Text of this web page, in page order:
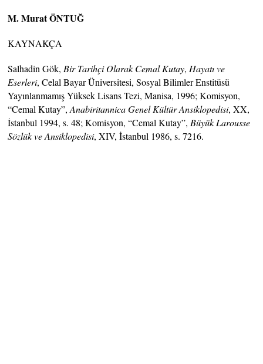
M. Murat ÖNTUĞ
KAYNAKÇA
Salhadin Gök, Bir Tarihçi Olarak Cemal Kutay, Hayatı ve
Eserleri, Celal Bayar Üniversitesi, Sosyal Bilimler Enstitüsü
Yayınlanmamış Yüksek Lisans Tezi, Manisa, 1996; Komisyon,
“Cemal Kutay”,Anabiritannica Genel Kültür Ansiklopedisi, XX,
İstanbul 1994, s. 48; Komisyon, “Cemal Kutay”, Büyük Larousse
Sözlük ve Ansiklopedisi, XIV, İstanbul 1986, s. 7216.